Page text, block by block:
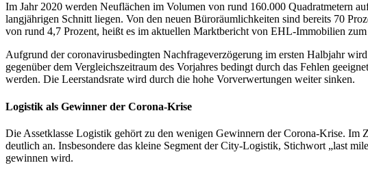
Im Jahr 2020 werden Neuflächen im Volumen von rund 160.000 Quadratmetern
langjährigen Schnitt liegen. Von den neuen Büroräumlichkeiten sind bereits 70
von rund 4,7 Prozent, heißt es im aktuellen Marktbericht von EHL-Immobilien
Aufgrund der coronavirusbedingten Nachfrageverzögerung im ersten Halbjahr
gegenüber dem Vergleichszeitraum des Vorjahres bedingt durch das Fehlen
werden. Die Leerstandsrate wird durch die hohe Vorverwertungen weiter sinken.
Logistik als Gewinner der Corona-Krise
Die Assetklasse Logistik gehört zu den wenigen Gewinnern der Corona-Krise. Im
deutlich an. Insbesondere das kleine Segment der City-Logistik, Stichwort „last
gewinnen wird.